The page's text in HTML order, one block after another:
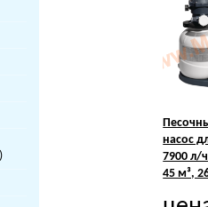
насос
7900 л/
45 м³,